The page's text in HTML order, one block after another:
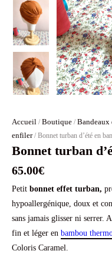
Accueil / Boutique / Bandeaux
enfiler/ Bonnet turban d’été en
Bonnet turban
65.00€
Petit bonnet effet turban,
hypoallergénique, doux et
sans jamais glisser ni serrer.
fin et léger en bambou
Coloris Caramel.